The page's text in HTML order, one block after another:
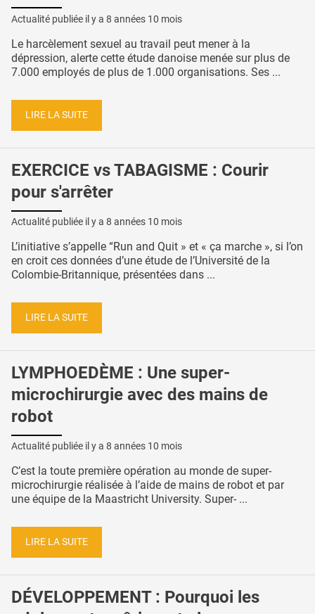
Actualité publiée il y a 8 années 10 mois
Le harcèlement sexuel au travail peut mener à la
dépression, alerte cette étude danoise menée sur plus de
7.000 employés de plus de 1.000 organisations. Ses ...
LIRE LA SUITE
EXERCICE vs TABAGISME : Courir
pour s'arrêter
Actualité publiée il y a 8 années 10 mois
L’initiative s’appelle “Run and Quit » et « ça marche », si l’on
en croit ces données d’une étude de l’Université de la
Colombie-Britannique, présentées dans ...
LIRE LA SUITE
LYMPHOEDÈME : Une super-
microchirurgie avec des mains de
robot
Actualité publiée il y a 8 années 10 mois
C’est la toute première opération au monde de super-
microchirurgie réalisée à l’aide de mains de robot et par
une équipe de la Maastricht University. Super- ...
LIRE LA SUITE
DÉVELOPPEMENT : Pourquoi les